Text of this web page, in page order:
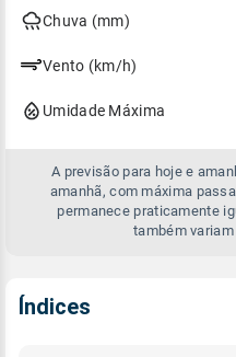
hoje Chuva (mm)
Vento (km/h)
Umidade Máxima
A previsão para hoje e
amanhã, com máxima
permanece praticamente
também
Índices